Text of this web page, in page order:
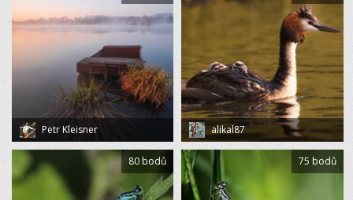
Petr Kleisner alikal87
80 bodů 75 bodů